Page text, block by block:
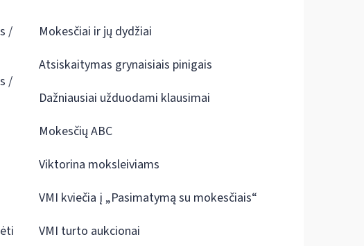
/
/
Mokesčiai ir jų dydžiai
Atsiskaitymas grynaisiais pinigais
Dažniausiai užduodami klausimai
Mokesčių ABC
Viktorina moksleiviams
VMI kviečia į „Pasimatymą su mokesčiais“
VMI turto aukcionai